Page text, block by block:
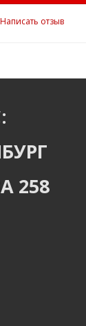
Написать отзыв
258